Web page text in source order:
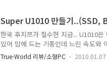
이 그룹을 관리 할수 있는 화면이 나오
Super U1010 만들기..(SSD,
한국 후지쯔가 철수한 지금.. U1010은
있어 맘에 드는 기종인데 느린 속도와
운 모습으로 살아가게 만들 예정이다.
2. 무선랜 제거후 하드웨어 코덱
True-World 리뷰/소형PC 2010.01.07